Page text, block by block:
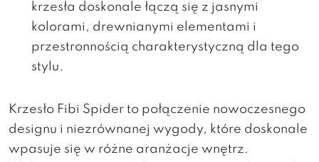
krzesła doskonale łączą się z jasnymi
kolorami, drewnianymi elementami i
przestronnością charakterystyczną dla tego
stylu.
Krzesło Fibi Spider to połączenie nowoczesnego
designu i niezrównanej wygody, które doskonale
wpasuje się w różne aranżacje wnętrz.